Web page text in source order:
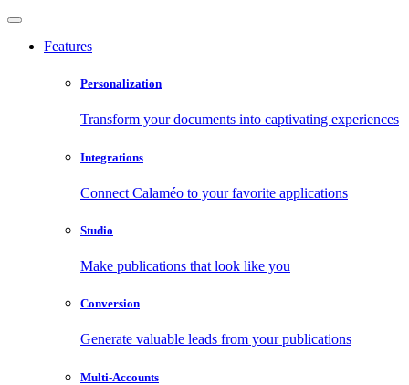
Features
Personalization
Transform your documents into captivating experiences
Integrations
Connect Calaméo to your favorite applications
Studio
Make publications that look like you
Conversion
Generate valuable leads from your publications
Multi-Accounts